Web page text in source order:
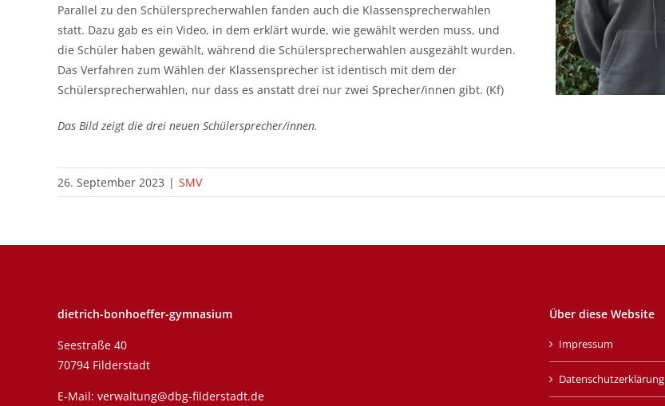
Parallel zu den Schülersprecherwahlen fanden auch die Klassensprecherwahlen
statt. Dazu gab es ein Video, in dem erklärt wurde, wie gewählt werden muss, und
die Schüler haben gewählt, während die Schülersprecherwahlen ausgezählt wurden.
Das Verfahren zum Wählen der Klassensprecher ist identisch mit dem der
Schülersprecherwahlen, nur dass es anstatt drei nur zwei Sprecher/innen gibt. (Kf)
Das Bild zeigt die drei neuen Schülersprecher/innen.
26. September 2023 | SMV
dietrich-bonhoeffer-gymnasium
Seestraße 40
70794 Filderstadt
E-Mail: verwaltung@dbg-filderstadt.de
Über diese Website
Impressum
Datenschutzerklärung